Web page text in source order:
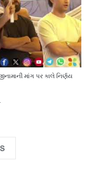
માંગ પર કાલે નિર્ણય